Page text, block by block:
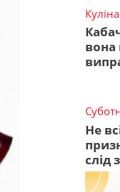
вона
Не
слід